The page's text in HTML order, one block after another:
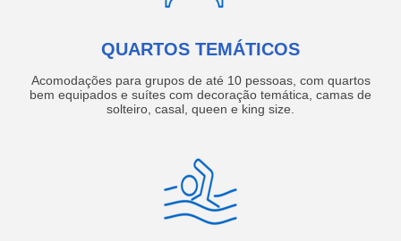
QUARTOS TEMÁTICOS
Acomodações para grupos de até 10 pessoas, com quartos
bem equipados e suítes com decoração temática, camas de
solteiro, casal, queen e king size.